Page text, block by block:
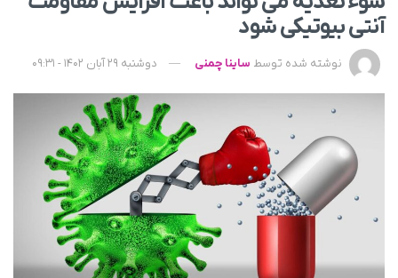
آنتی بیوتیکی شود
نوشته شده توسط ساینا چمنی دوشنبه 29 آبان 1402 - 09:31